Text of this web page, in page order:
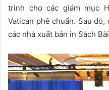
trình cho các giám mục
Vatican phê chuẩn. Sau
các nhà xuất bản in Sách